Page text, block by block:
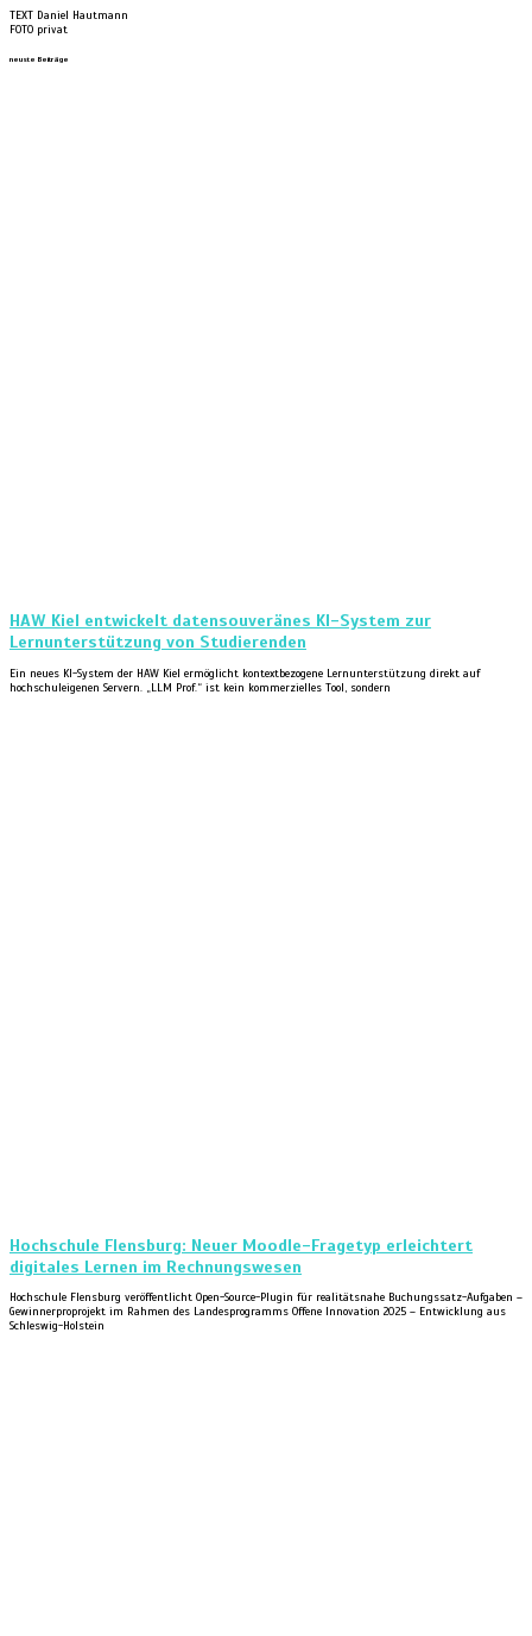
TEXT Daniel Hautmann
FOTO privat
neuste Beiträge
HAW Kiel entwickelt datensouveränes KI-System zur
Lernunterstützung von Studierenden
Ein neues KI-System der HAW Kiel ermöglicht kontextbezogene Lernunterstützung direkt auf
hochschuleigenen Servern. „LLM Prof.“ ist kein kommerzielles Tool, sondern
Hochschule Flensburg: Neuer Moodle-Fragetyp erleichtert
digitales Lernen im Rechnungswesen
Hochschule Flensburg veröffentlicht Open-Source-Plugin für realitätsnahe Buchungssatz-Aufgaben –
Gewinnerproprojekt im Rahmen des Landesprogramms Offene Innovation 2025 – Entwicklung aus
Schleswig-Holstein